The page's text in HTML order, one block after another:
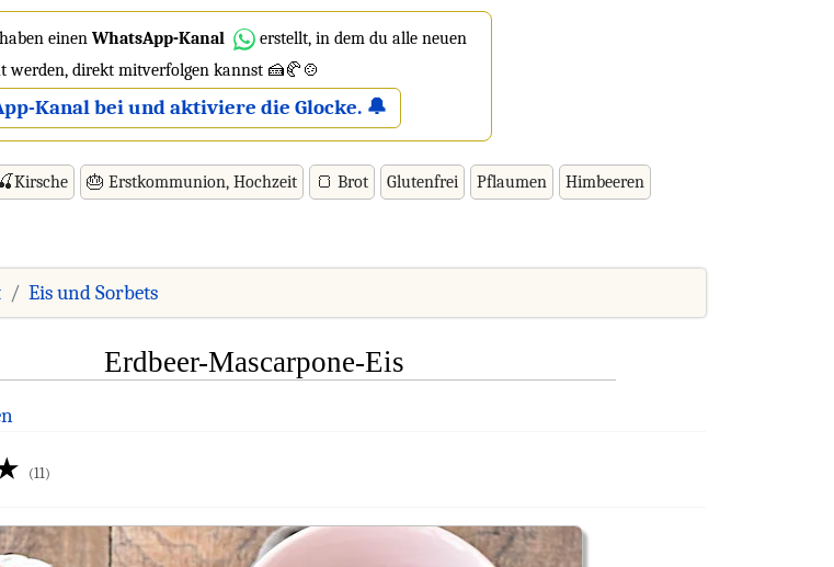
einen WhatsApp-Kanal
erstellt, in dem du alle neuen
werden, direkt mitverfolgen kannst 🍰🥐🍲
Kanal bei und aktiviere die Glocke. 🔔
🍒Kirsche 🎂 Erstkommunion, Hochzeit 🍞 Brot Glutenfrei Pflaumen Himbeeren
Eis und Sorbets
Erdbeer-Mascarpone-Eis
(11)